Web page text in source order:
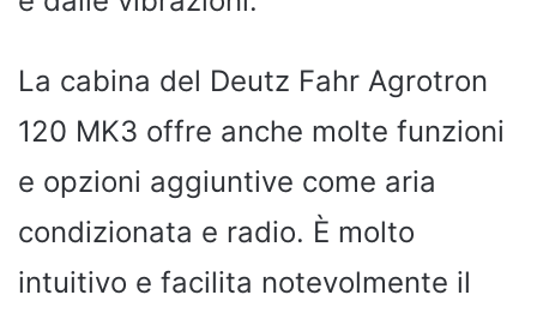
La cabina del Deutz Fahr Agrotron
120 MK3 offre anche molte funzioni
e opzioni aggiuntive come aria
condizionata e radio. È molto
intuitivo e facilita notevolmente il